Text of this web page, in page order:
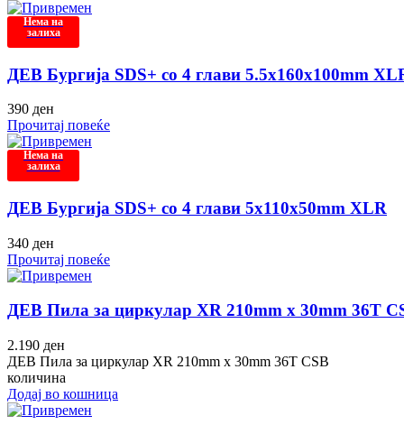
Нема на
залиха
ДЕВ Бургија SDS+ со 4 глави 5.5x160x100mm
390 ден
Прочитај повеќе
Нема на
залиха
ДЕВ Бургија SDS+ со 4 глави 5x110x50mm XLR
340 ден
Прочитај повеќе
ДЕВ Пила за циркулар XR 210mm x 30mm 36T
2.190 ден
ДЕВ Пила за циркулар XR 210mm x 30mm 36T CSB
количина
Додај во кошница